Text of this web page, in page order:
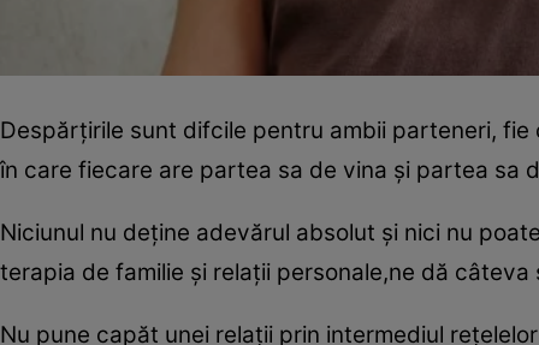
Despărţirile sunt difcile pentru ambii parteneri,
în care fiecare are partea sa de vina şi partea sa
Niciunul nu deţine adevărul absolut şi nici nu
terapia de familie şi relaţii personale,ne dă
Nu pune capăt unei relaţii prin intermediul